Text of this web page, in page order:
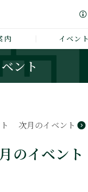
内 イベント
ント
次月のイベント
のイベント